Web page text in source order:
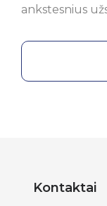
ankstesnius
Kontaktai